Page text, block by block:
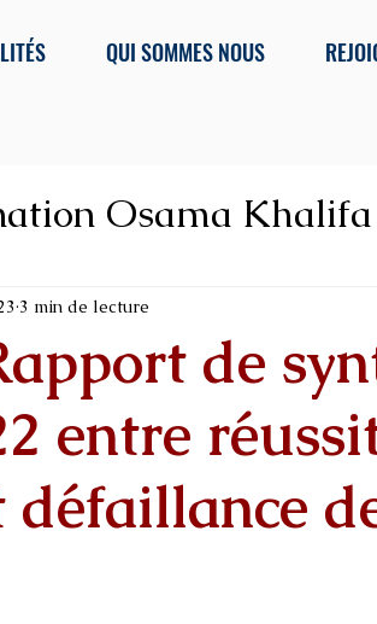
QUI SOMMES NOUS
Osama
Organis
de
entre
3 min de lecture